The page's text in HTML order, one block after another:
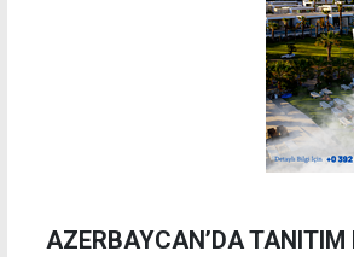
AZERBAYCAN’DA TANITIM